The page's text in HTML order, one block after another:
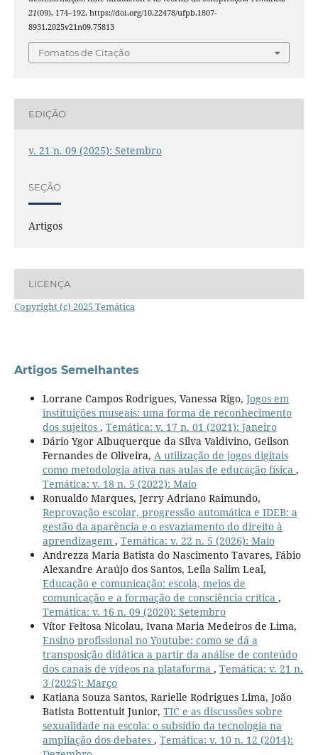
21(09), 174–192. https://doi.org/10.22478/ufpb.1807-
8931.2025v21n09.75813
Fomatos de Citação
EDIÇÃO
v. 21 n. 09 (2025): Setembro
SEÇÃO
Artigos
LICENÇA
Copyright (c) 2025 Temática
Artigos Semelhantes
Lorrane Campos Rodrigues, Vanessa Rigo, Jogos em
instituições museais: uma forma de reconhecimento
dos sujeitos , Temática: v. 17 n. 01 (2021): Janeiro
Dário Ygor Albuquerque da Silva Valdivino, Geilson
Fernandes de Oliveira, A utilização de jogos digitais
como metodologia ativa nas aulas de educação física ,
Temática: v. 18 n. 5 (2022): Maio
Ronualdo Marques, Jerry Adriano Raimundo,
Reprovação escolar, progressão automática e IDEB: a
gestão da aparência e o esvaziamento do direito à
aprendizagem , Temática: v. 22 n. 5 (2026): Maio
Andrezza Maria Batista do Nascimento Tavares, Fábio
Alexandre Araújo dos Santos, Leila Salim Leal,
Educação e comunicação: escola, meios de
comunicação e a formação de consciência crítica ,
Temática: v. 16 n. 09 (2020): Setembro
Vítor Feitosa Nicolau, Ivana Maria Medeiros de Lima,
Ensino profissional no Youtube: como se dá a
transposição didática a partir da análise de conteúdo
dos canais de vídeos na plataforma , Temática: v. 21 n.
3 (2025): Março
Katiana Souza Santos, Rarielle Rodrigues Lima, João
Batista Bottentuit Junior, TIC e as discussões sobre
sexualidade na escola: o subsídio da tecnologia na
ampliação dos debates , Temática: v. 10 n. 12 (2014):